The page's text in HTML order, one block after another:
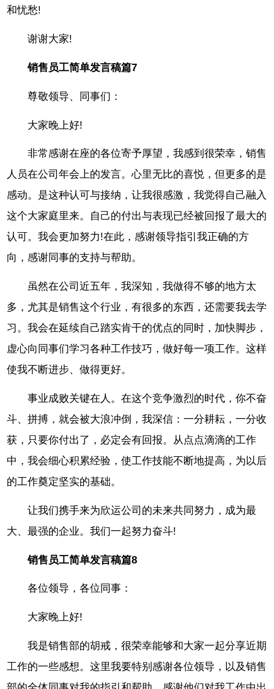
和忧愁!
谢谢大家!
销售员工简单发言稿篇7
尊敬领导、同事们：
大家晚上好!
非常感谢在座的各位寄予厚望，我感到很荣幸，销售
人员在公司年会上的发言。心里无比的喜悦，但更多的是
感动。是这种认可与接纳，让我很感激，我觉得自己融入
这个大家庭里来。自己的付出与表现已经被回报了最大的
认可。我会更加努力!在此，感谢领导指引我正确的方
向，感谢同事的支持与帮助。
虽然在公司近五年，我深知，我做得不够的地方太
多，尤其是销售这个行业，有很多的东西，还需要我去学
习。我会在延续自己踏实肯干的优点的同时，加快脚步，
虚心向同事们学习各种工作技巧，做好每一项工作。这样
使我不断进步、做得更好。
事业成败关键在人。在这个竞争激烈的时代，你不奋
斗、拼搏，就会被大浪冲倒，我深信：一分耕耘，一分收
获，只要你付出了，必定会有回报。从点点滴滴的工作
中，我会细心积累经验，使工作技能不断地提高，为以后
的工作奠定坚实的基础。
让我们携手来为欣运公司的未来共同努力，成为最
大、最强的企业。我们一起努力奋斗!
销售员工简单发言稿篇8
各位领导，各位同事：
大家晚上好!
我是销售部的胡戒，很荣幸能够和大家一起分享近期
工作的一些感想。这里我要特别感谢各位领导，以及销售